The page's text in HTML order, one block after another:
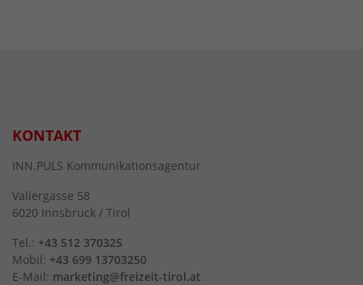
KONTAKT
INN.PULS Kommunikationsagentur
Valiergasse 58
6020 Innsbruck / Tirol
Tel.: +43 512 370325
Mobil: +43 699 13703250
E-Mail: marketing@freizeit-tirol.at